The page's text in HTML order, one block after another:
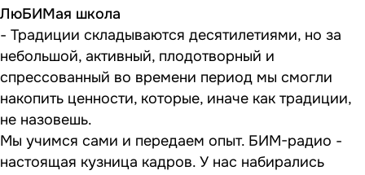
ЛюБИМая школа
- Традиции складываются десятилетиями, но за
небольшой, активный, плодотворный и
спрессованный во времени период мы смогли
накопить ценности, которые, иначе как традиции,
не назовешь.
Мы учимся сами и передаем опыт. БИМ-радио -
настоящая кузница кадров. У нас набирались